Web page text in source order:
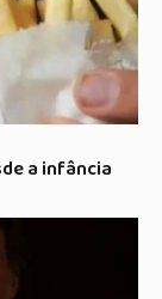
a infância